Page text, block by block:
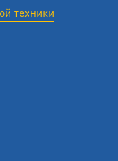
техники